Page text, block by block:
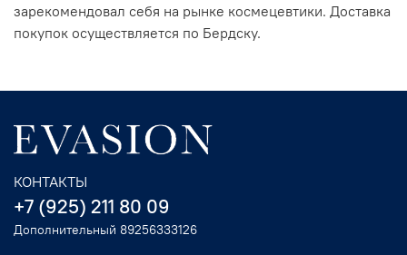
зарекомендовал себя на рынке космецевтики. Доставка
покупок осуществляется по Бердску.
КОНТАКТЫ
+7 (925) 211 80 09
Дополнительный 89256333126